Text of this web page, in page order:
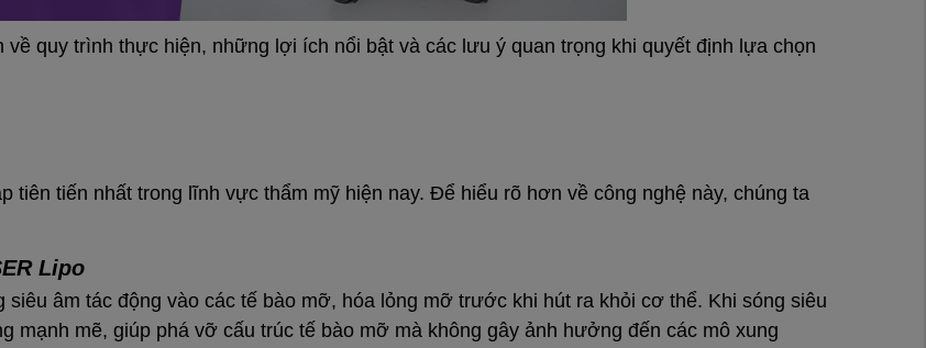
quy trình thực hiện, những lợi ích nổi bật và các lưu ý quan trọng khi quyết định lựa chọn
tiên tiến nhất trong lĩnh vực thẩm mỹ hiện nay. Để hiểu rõ hơn về công nghệ này, chúng ta
Lipo
âm tác động vào các tế bào mỡ, hóa lỏng mỡ trước khi hút ra khỏi cơ thể. Khi sóng siêu
mạnh mẽ, giúp phá vỡ cấu trúc tế bào mỡ mà không gây ảnh hưởng đến các mô xung